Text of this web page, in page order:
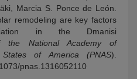
Marcia S. Ponce de León.
remodeling are key factors
in the Dmanisi
the National Academy of
of America (PNAS).
pnas.1316052110